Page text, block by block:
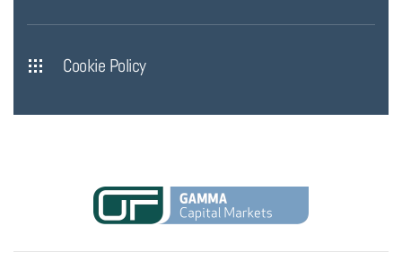
Cookie Policy